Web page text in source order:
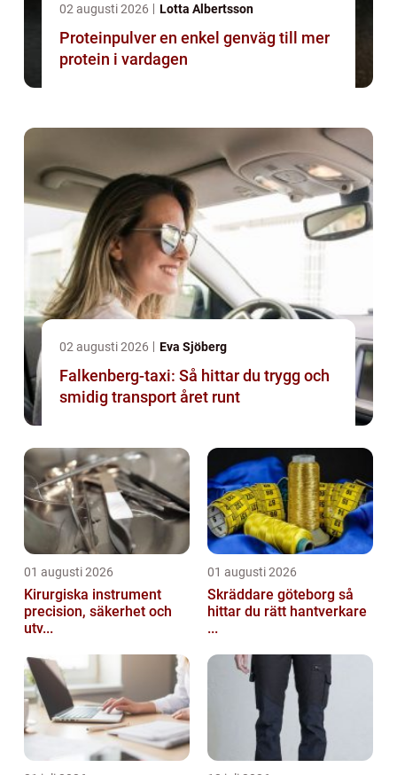
02 augusti 2026 Lotta Albertsson
Proteinpulver en enkel genväg till mer
protein i vardagen
02 augusti 2026 Eva Sjöberg
Falkenberg-taxi: Så hittar du trygg och
smidig transport året runt
01 augusti 2026
Kirurgiska instrument
precision, säkerhet och
utv...
01 augusti 2026
Skräddare göteborg så
hittar du rätt hantverkare
...